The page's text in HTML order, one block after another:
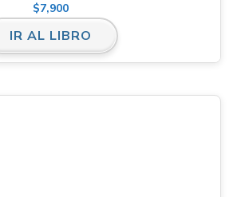
$7,900
IR AL LIBRO